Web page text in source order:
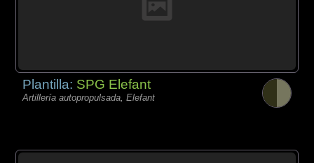
Plantilla: SPG Elefant
Artillería autopropulsada, Elefant